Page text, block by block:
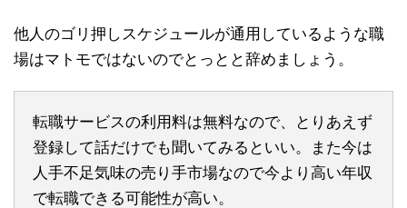
他人のゴリ押しスケジュールが通用しているような職
場はマトモではないのでとっとと辞めましょう。
転職サービスの利用料は無料なので、とりあえず
登録して話だけでも聞いてみるといい。また今は
人手不足気味の売り手市場なので今より高い年収
で転職できる可能性が高い。